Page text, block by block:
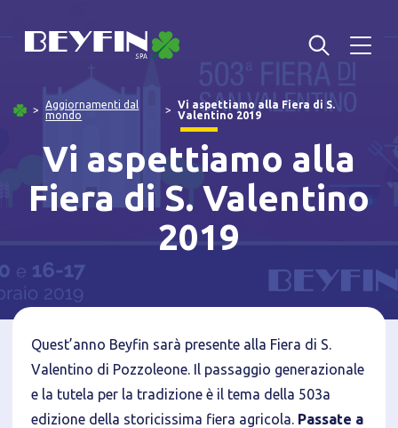
Aggiornamenti dal
mondo
Vi aspettiamo alla Fiera di S.
Valentino 2019
Vi aspettiamo alla
Fiera di S. Valentino
2019
Quest’anno Beyfin sarà presente alla Fiera di S.
Valentino di Pozzoleone. Il passaggio generazionale
e la tutela per la tradizione è il tema della 503a
edizione della storicissima fiera agricola. Passate a
Informativa breve Cookie